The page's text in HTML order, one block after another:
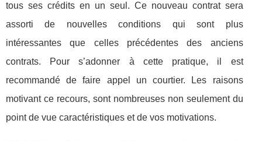
tous ses crédits en un seul. Ce nouveau contrat sera
assorti de nouvelles conditions qui sont plus
intéressantes que celles précédentes des anciens
contrats. Pour s’adonner à cette pratique, il est
recommandé de faire appel un courtier. Les raisons
motivant ce recours, sont nombreuses non seulement du
point de vue caractéristiques et de vos motivations.